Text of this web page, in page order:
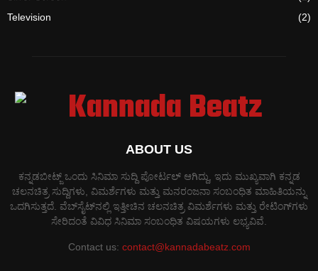
Television
(2)
ABOUT US
ಕನ್ನಡಬೀಟ್ಜ್ ಒಂದು ಸಿನಿಮಾ ಸುದ್ದಿ ಪೋರ್ಟಲ್ ಆಗಿದ್ದು, ಇದು ಮುಖ್ಯವಾಗಿ ಕನ್ನಡ
ಚಲನಚಿತ್ರ ಸುದ್ದಿಗಳು, ವಿಮರ್ಶೆಗಳು ಮತ್ತು ಮನರಂಜನಾ ಸಂಬಂಧಿತ ಮಾಹಿತಿಯನ್ನು
ಒದಗಿಸುತ್ತದೆ. ವೆಬ್‌ಸೈಟ್‌ನಲ್ಲಿ ಇತ್ತೀಚಿನ ಚಲನಚಿತ್ರ ವಿಮರ್ಶೆಗಳು ಮತ್ತು ರೇಟಿಂಗ್‌ಗಳು
ಸೇರಿದಂತೆ ವಿವಿಧ ಸಿನಿಮಾ ಸಂಬಂಧಿತ ವಿಷಯಗಳು ಲಭ್ಯವಿವೆ.
Contact us: contact@kannadabeatz.com